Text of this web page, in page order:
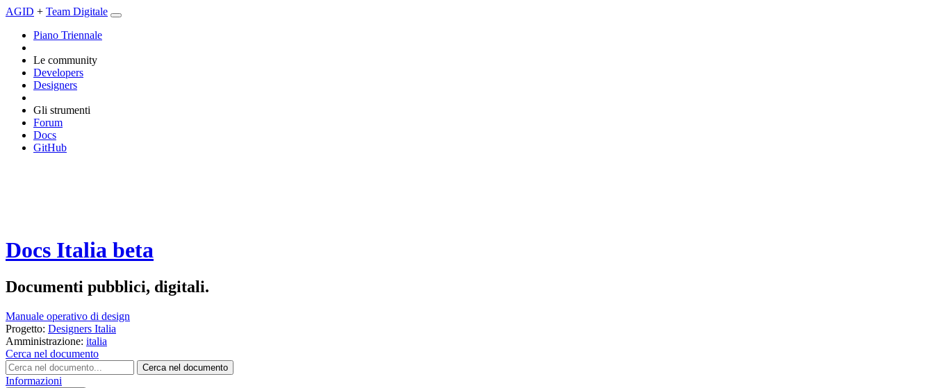
AGID + Team Digitale
Piano Triennale
Le community
Developers
Designers
Gli strumenti
Forum
Docs
GitHub
Docs Italia beta
Documenti pubblici, digitali.
Manuale operativo di design
Progetto: Designers Italia
Amministrazione: italia
Cerca nel documento
Cerca nel documento
Informazioni